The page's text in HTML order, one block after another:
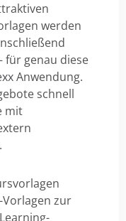
werden
für genau diese
Anwendung.
schnell
mit
Vorlagen zur